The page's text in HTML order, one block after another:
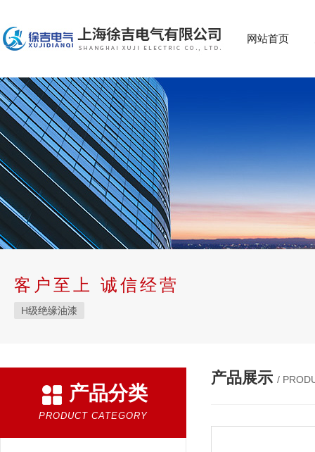
网站首页
客户至上 诚信经营
H级绝缘油漆
产品分类
PRODUCT CATEGORY
产品展示 /